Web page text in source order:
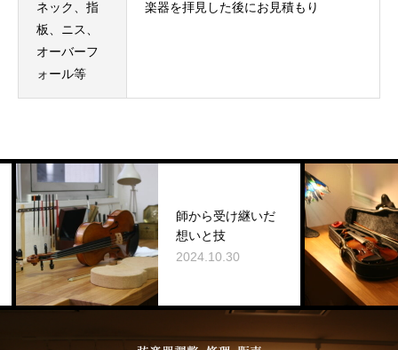
ネック、指
板、ニス、
オーバーフ
ォール等
楽器を拝見した後にお見積もり
師から受け継いだ
想いと技
2024.10.30